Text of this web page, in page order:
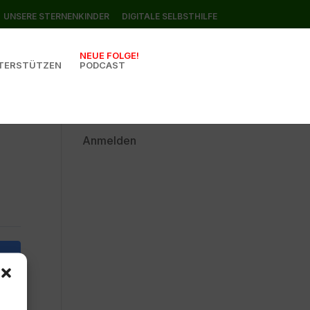
UNSERE STERNENKINDER DIGITALE SELBSTHILFE
NEUE FOLGE!
PODCAST
Anmelden